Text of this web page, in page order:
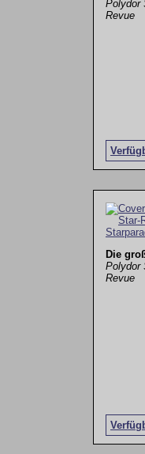
Polydor
Revue
Die
Polydor
Revue